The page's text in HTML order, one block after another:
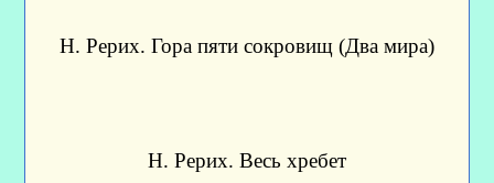
Н. Рерих. Гора пяти сокровищ (Два мира)
Н. Рерих. Весь хребет